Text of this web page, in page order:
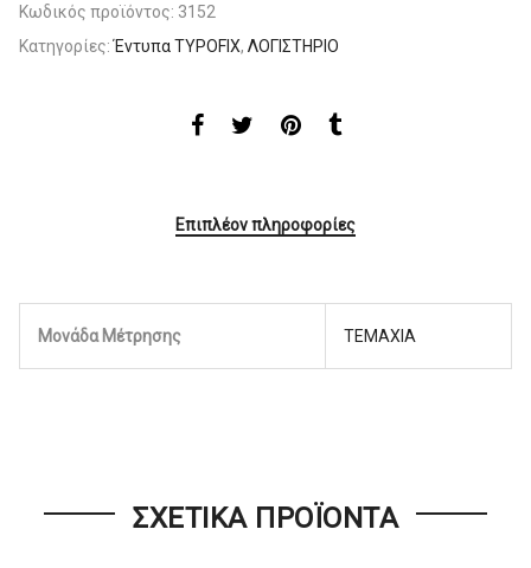
Κωδικός προϊόντος: 3152
Κατηγορίες:Έντυπα TYPOFIX, ΛΟΓΙΣΤΗΡΙΟ
Επιπλέον πληροφορίες
Μονάδα Μέτρησης ΤΕΜΑΧΙΑ
ΣΧΕΤΙΚΆ ΠΡΟΪΌΝΤΑ